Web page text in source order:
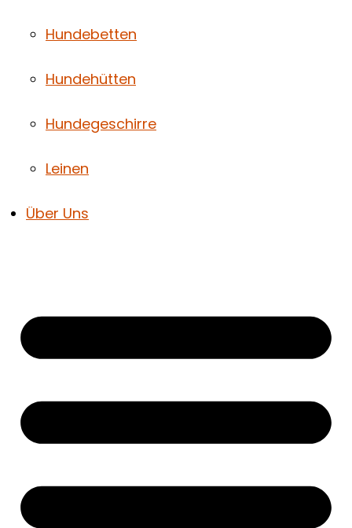
Hundebetten
Hundehütten
Hundegeschirre
Leinen
Über Uns